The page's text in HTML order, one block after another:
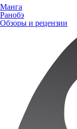
Манга
Ранобэ
Обзоры и рецензии